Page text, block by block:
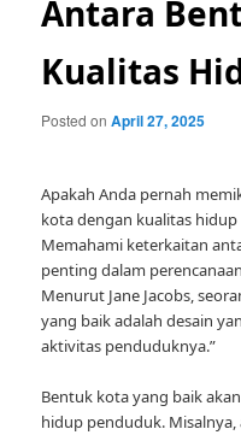
Antara
Kualitas
Posted onApril 27, 2025
Apakah Anda pernah
kota dengan kualitas
Memahami keterkaitan
penting dalam
Menurut Jane Jacobs,
yang baik adalah desain
aktivitas penduduknya.”
Bentuk kota yang baik
hidup penduduk.